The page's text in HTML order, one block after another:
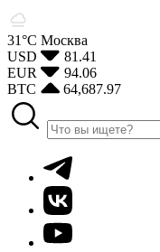
31°С Москва
USD
81.41
EUR
94.06
BTC
64,687.97